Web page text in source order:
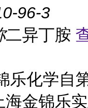
96-3
二异丁胺
乐化学自
海金锦乐